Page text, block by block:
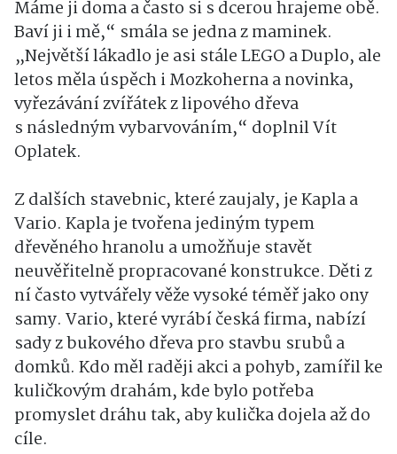
Máme ji doma a často si s dcerou hrajeme obě.
Baví ji i mě,“ smála se jedna z maminek.
„Největší lákadlo je asi stále LEGO a Duplo, ale
letos měla úspěch i Mozkoherna a novinka,
vyřezávání zvířátek z lipového dřeva
s následným vybarvováním,“ doplnil Vít
Oplatek.
Z dalších stavebnic, které zaujaly, je Kapla a
Vario. Kapla je tvořena jediným typem
dřevěného hranolu a umožňuje stavět
neuvěřitelně propracované konstrukce. Děti z
ní často vytvářely věže vysoké téměř jako ony
samy. Vario, které vyrábí česká firma, nabízí
sady z bukového dřeva pro stavbu srubů a
domků. Kdo měl raději akci a pohyb, zamířil ke
kuličkovým drahám, kde bylo potřeba
promyslet dráhu tak, aby kulička dojela až do
cíle.